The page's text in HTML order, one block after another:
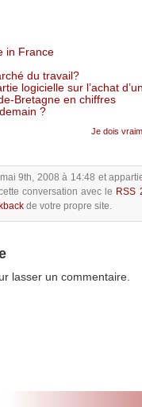
in France
du travail?
logicielle sur l’achat
Bretagne en chiffres
?
Je dois
9th, 2008 à 14:48 et
conversation avec le RSS
de votre propre site.
lasser un commentaire.